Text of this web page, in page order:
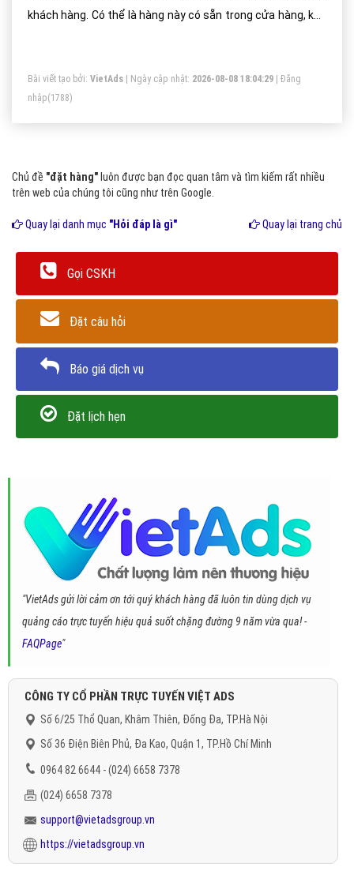
khách hàng. Có thể là hàng này có sẵn trong cửa hàng, kho
Bài viết tạo bởi: VietAds | Ngày cập nhật: 2026-08-08 18:04:29
Đăng
nhập(1788)
Chủ đề "đặt hàng" luôn được bạn đọc quan tâm và tìm kiếm rất nhiều
trên web của chúng tôi cũng như trên Google.
Quay lại danh mục "Hỏi đáp là gì" Quay lại trang chủ
Gọi CSKH
Đặt câu hỏi
Báo giá dịch vụ
Đặt lịch hẹn
"VietAds gửi lời cảm ơn tới quý khách hàng đã luôn tin dùng dịch vụ
quảng cáo trực tuyến hiệu quả suốt chặng đường 9 năm vừa qua! -
FAQPage"
CÔNG TY CỔ PHẦN TRỰC TUYẾN VIỆT ADS
Số 6/25 Thổ Quan, Khâm Thiên, Đống Đa, TP.Hà Nội
Số 36 Điện Biên Phủ, Đa Kao, Quận 1, TP.Hồ Chí Minh
0964 82 6644 - (024) 6658 7378
(024) 6658 7378
support@vietadsgroup.vn
https://vietadsgroup.vn